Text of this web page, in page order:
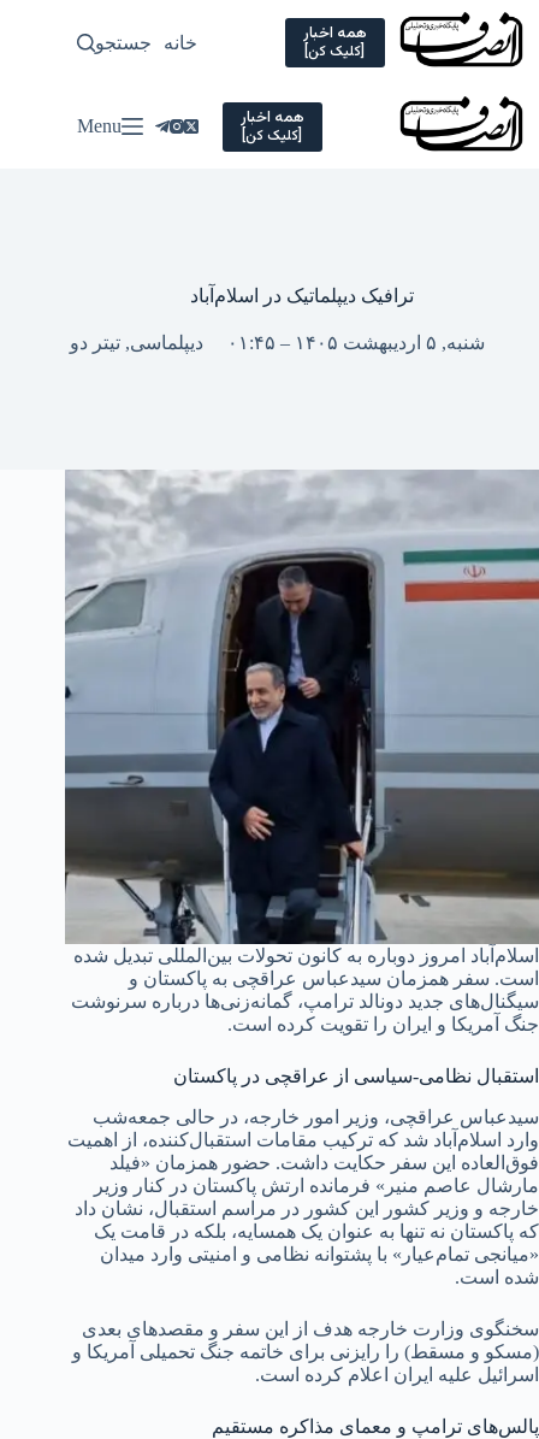
Skip
content
همه اخبار
[کلیک کن] خانه سیاسی
جستجو
همه اخبار
[کلیک کن] Menu
ترافیک دیپلماتیک در اسلام‌آباد
شنبه, ۵ اردیبهشت ۱۴۰۵ – ۰۱:۴۵ دیپلماسی, تیتر دو
اسلام‌آباد امروز دوباره به کانون تحولات بین‌المللی تبدیل شده
است. سفر همزمان سیدعباس عراقچی به پاکستان و
سیگنال‌های جدید دونالد ترامپ، گمانه‌زنی‌ها درباره سرنوشت
جنگ آمریکا و ایران را تقویت کرده است.
استقبال نظامی-سیاسی از عراقچی در پاکستان
سیدعباس عراقچی، وزیر امور خارجه، در حالی جمعه‌شب
وارد اسلام‌آباد شد که ترکیب مقامات استقبال‌کننده، از اهمیت
فوق‌العاده این سفر حکایت داشت. حضور همزمان «فیلد
مارشال عاصم منیر» فرمانده ارتش پاکستان در کنار وزیر
خارجه و وزیر کشور این کشور در مراسم استقبال، نشان داد
که پاکستان نه تنها به عنوان یک همسایه، بلکه در قامت یک
«میانجی تمام‌عیار» با پشتوانه نظامی و امنیتی وارد میدان
شده است.
سخنگوی وزارت خارجه هدف از این سفر و مقصدهای بعدی
(مسکو و مسقط) را رایزنی برای خاتمه جنگ تحمیلی آمریکا و
اسرائیل علیه ایران اعلام کرده است.
پالس‌های ترامپ و معمای مذاکره مستقیم